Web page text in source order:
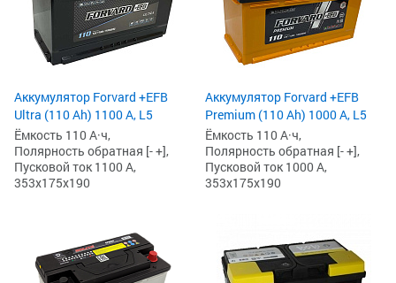
Аккумулятор Forvard +EFB
Ultra (110 Ah) 1100 А, L5
Ёмкость 110 А·ч,
Полярность обратная [- +],
Пусковой ток 1100 А,
353x175x190
Аккумулятор Forvard +EFB
Premium (110 Ah) 1000 А, L5
Ёмкость 110 А·ч,
Полярность обратная [- +],
Пусковой ток 1000 А,
353x175x190